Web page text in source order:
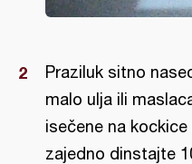
Praziluk sitno
malo ulja ili
isečene na
zajedno dinstajte